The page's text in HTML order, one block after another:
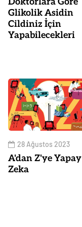
Glikolik Asidin
Cildiniz İçin
Yapabilecekleri
28 Ağustos 2023
A'dan Z'ye Yapay
Zeka